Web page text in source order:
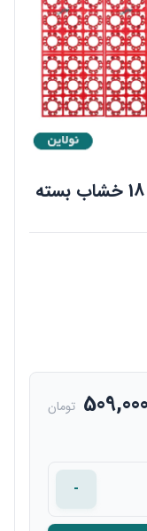
تیر تفنگ طرقه ای 8 تایی مدل 18 خشاب بسته
509,000 تومان
-